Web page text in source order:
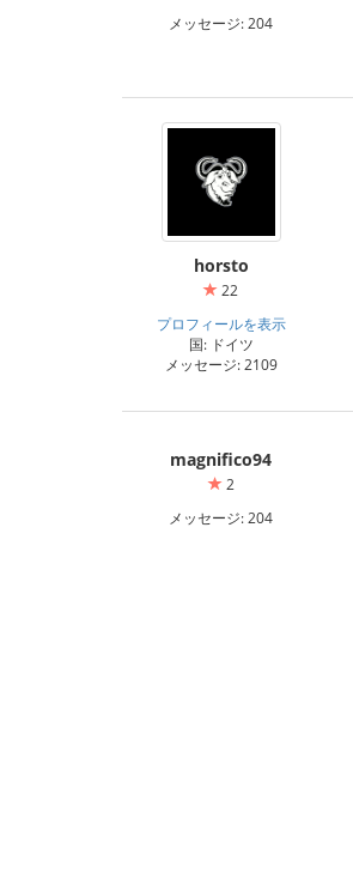
メッセージ: 204
horsto
22
プロフィールを表示
国: ドイツ
メッセージ: 2109
magnifico94
2
メッセージ: 204